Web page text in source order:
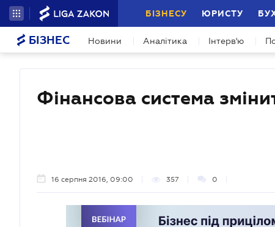
БІЗНЕСУ ЮРИСТУ
БІЗНЕС Новини Аналітика Інтерв'ю
Фінансова система
16 серпня 2016, 09:00 357 0